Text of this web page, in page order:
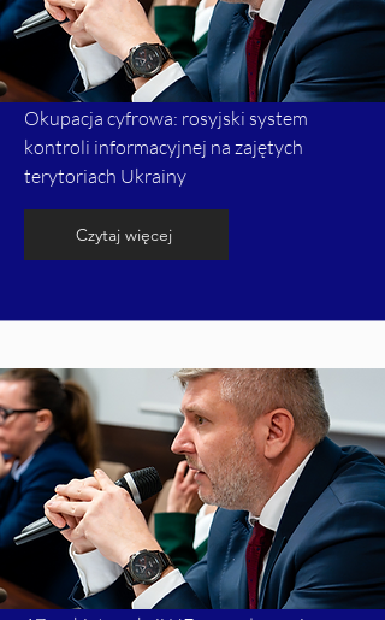
Okupacja cyfrowa: rosyjski system
kontroli informacyjnej na zajętych
terytoriach Ukrainy
Czytaj więcej